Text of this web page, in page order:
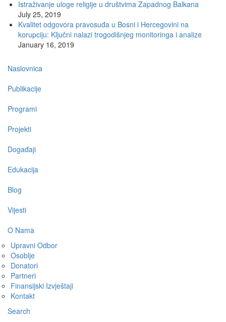
Istraživanje uloge religije u društvima Zapadnog Balkana
July 25, 2019
Kvalitet odgovora pravosuđa u Bosni i Hercegovini na
korupciju: Ključni nalazi trogodišnjeg monitoringa i analize
January 16, 2019
Main
navigation
Naslovnica
Publikacije
Programi
Projekti
Događaji
Edukacija
Blog
Vijesti
O Nama
Upravni Odbor
Osoblje
Donatori
Partneri
Finansijski Izvještaji
Kontakt
Search